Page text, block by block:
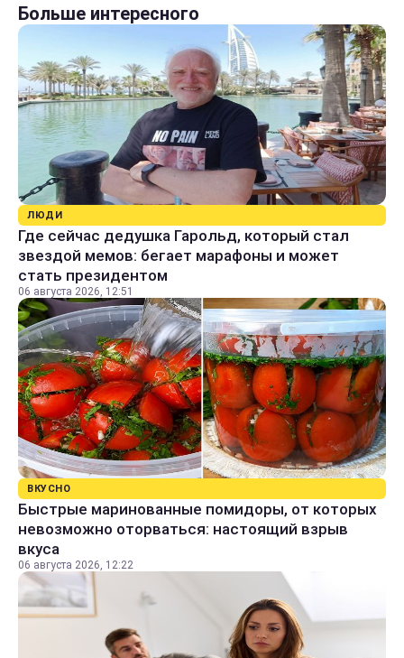
Больше интересного
ЛЮДИ
Где сейчас дедушка Гарольд, который стал
звездой мемов: бегает марафоны и может
стать президентом
06 августа 2026, 12:51
ВКУСНО
Быстрые маринованные помидоры, от которых
невозможно оторваться: настоящий взрыв
вкуса
06 августа 2026, 12:22